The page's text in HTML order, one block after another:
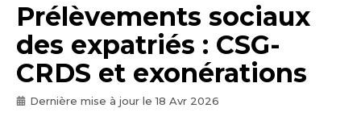
Prélèvements sociaux
des expatriés : CSG-
CRDS et exonérations
Dernière mise à jour le18 Avr 2026